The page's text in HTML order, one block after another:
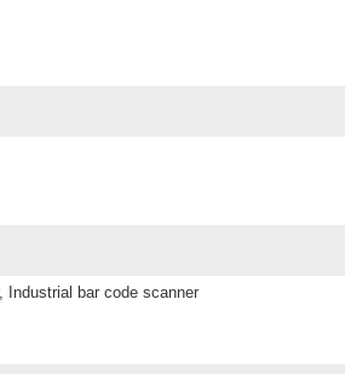
Industrial bar code scanner